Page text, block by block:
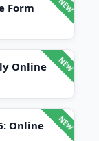
Form
Online
Online